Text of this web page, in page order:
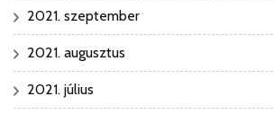
2021. szeptember
2021. augusztus
2021. július